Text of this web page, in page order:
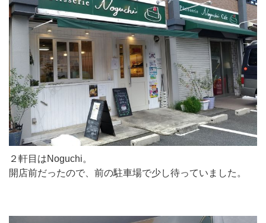
２軒目はNoguchi。
開店前だったので、前の駐車場で少し待っていました。